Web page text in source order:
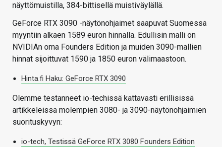
näyttömuistilla, 384-bittisellä muistiväylällä.
GeForce RTX 3090 -näytönohjaimet saapuvat Suomessa
myyntiin alkaen 1589 euron hinnalla. Edullisin malli on
NVIDIAn oma Founders Edition ja muiden 3090-mallien
hinnat sijoittuvat 1590 ja 1850 euron välimaastoon.
Hinta.fi Haku: GeForce RTX 3090
Olemme testanneet io-techissä kattavasti erillisissä
artikkeleissa molempien 3080- ja 3090-näytönohjaimien
suorituskyvyn:
io-tech, Testissä GeForce RTX 3080 Founders Edition